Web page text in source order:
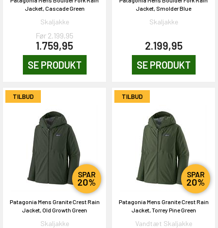
Jacket, Cascade Green
Skaljakke
Før 2.199,95
1.759,95
SE PRODUKT
Jacket, Smolder Blue
Skaljakke
2.199,95
SE PRODUKT
TILBUD
SPAR
20%
Patagonia Mens Granite Crest Rain
Jacket, Old Growth Green
Skaljakke
TILBUD
SPAR
20%
Patagonia Mens Granite Crest Rain
Jacket, Torrey Pine Green
Vandtæt Skaljakke